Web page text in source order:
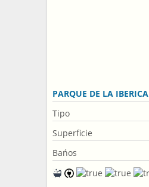
PARQUE DE LA IBERICA
Tipo
Superficie
Bańos